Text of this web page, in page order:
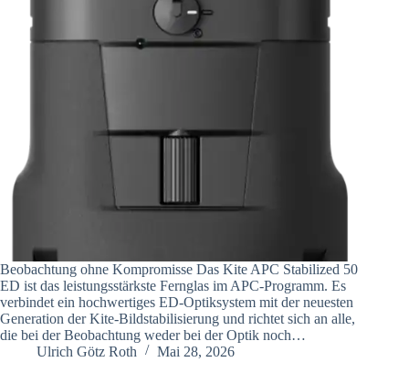
Beobachtung ohne Kompromisse Das Kite APC Stabilized 50
ED ist das leistungsstärkste Fernglas im APC-Programm. Es
verbindet ein hochwertiges ED-Optiksystem mit der neuesten
Generation der Kite-Bildstabilisierung und richtet sich an alle,
die bei der Beobachtung weder bei der Optik noch…
Ulrich Götz Roth
Mai 28, 2026